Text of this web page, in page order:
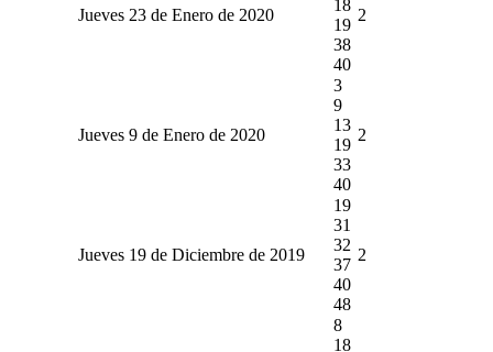
Jueves 23 de Enero de 2020
18
19
38
40
2
Jueves 9 de Enero de 2020
3
9
13
19
33
40
2
Jueves 19 de Diciembre de 2019
19
31
32
37
40
48
2
8
18